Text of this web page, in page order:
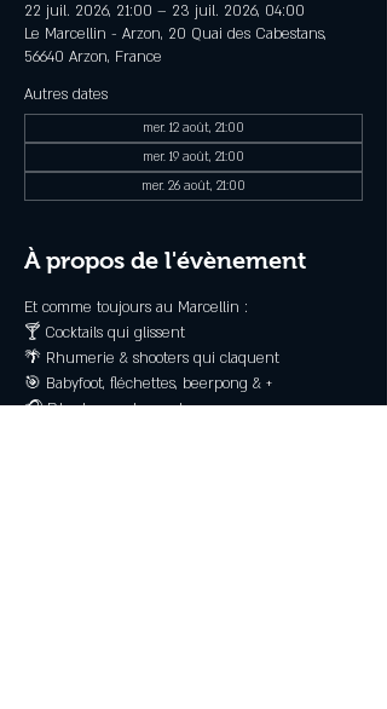
22 juil. 2026, 21:00 – 23 juil. 2026, 04:00
Le Marcellin - Arzon, 20 Quai des Cabestans,
56640 Arzon, France
Autres dates
mer. 12 août, 21:00
mer. 19 août, 21:00
mer. 26 août, 21:00
À propos de l'évènement
Et comme toujours au Marcellin :
🍸 Cocktails qui glissent
🌴 Rhumerie & shooters qui claquent
🎯 Babyfoot, fléchettes, beerpong & +
🎧 DJ set pour danser !